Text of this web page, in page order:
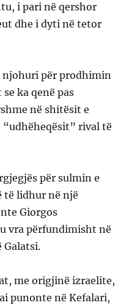
i pari në qershor
dhe i dyti në tetor
njohuri për prodhimin
ka qenë pas
në shitësit e
rival të
për sulmin e
të lidhur në një
Giorgos
vra përfundimisht në
Galatsi.
me origjinë izraelite,
punonte në Kefalari,